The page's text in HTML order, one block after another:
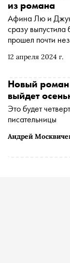
поддержке
каждый месяц в
любопытные
редактор
Данилина
12 апреля 2024 г.
из романа
Афина Лю и
сразу
прошел почти
Китай. Отличная
социальных
издательстве
Александра
Андрей
Новый
выйдет
Это будет
писательницы